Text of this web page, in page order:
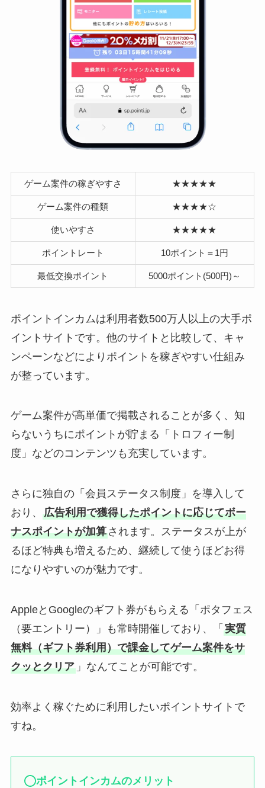
ゲーム案件の稼ぎやすさ ★★★★★
ゲーム案件の種類 ★★★★☆
使いやすさ ★★★★★
ポイントレート 10ポイント＝1円
最低交換ポイント 5000ポイント(500円)～
ポイントインカムは利用者数500万人以上の大手ポ
イントサイトです。他のサイトと比較して、キャ
ンペーンなどによりポイントを稼ぎやすい仕組み
が整っています。
ゲーム案件が高単価で掲載されることが多く、知
らないうちにポイントが貯まる「トロフィー制
度」などのコンテンツも充実しています。
さらに独自の「会員ステータス制度」を導入して
おり、 広告利用で獲得したポイントに応じてボー
ナスポイントが加算されます。ステータスが上が
るほど特典も増えるため、継続して使うほどお得
になりやすいのが魅力です。
AppleとGoogleのギフト券がもらえる「ポタフェス
（要エントリー）」も常時開催しており、「 実質
無料（ギフト券利用）で課金してゲーム案件をサ
クッとクリア」なんてことが可能です。
効率よく稼ぐために利用したいポイントサイトで
すね。
ポイントインカムのメリット